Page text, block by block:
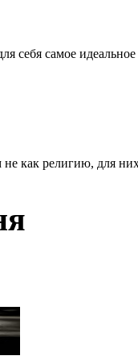
себя самое
как религию, для